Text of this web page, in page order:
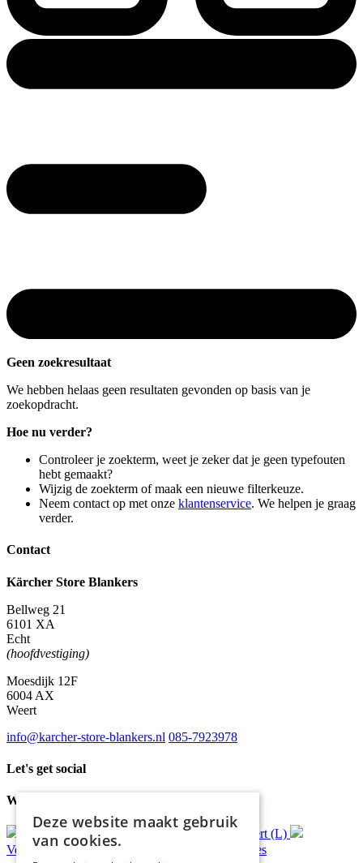
Geen zoekresultaat
We hebben helaas geen resultaten gevonden op basis van je
zoekopdracht.
Hoe nu verder?
Controleer je zoekterm, weet je zeker dat je geen typefouten
hebt gemaakt?
Wijzig de zoekterm of maak een nieuwe filterkeuze.
Neem contact op met onze klantenservice. We helpen je graag
verder.
Contact
Kärcher Store Blankers
Bellweg 21
6101 XA
Echt
(hoofdvestiging)
Moesdijk 12F
6004 AX
Weert
info@karcher-store-blankers.nl 085-7923978
Let's get social
Waar wij voor staan
bezorging*
Ophalen in Echt of Weert (L)
Verzonden binnen 48 uur* advies
Deze website maakt gebruik
van cookies.